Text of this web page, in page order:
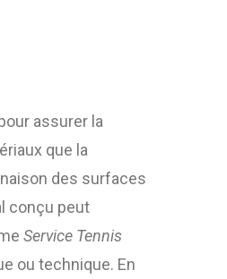
assurer la
que la
des surfaces
conçu peut
Service Tennis
ou technique. En